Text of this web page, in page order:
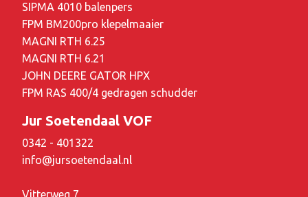
SIPMA 4010 balenpers
FPM BM200pro klepelmaaier
MAGNI RTH 6.25
MAGNI RTH 6.21
JOHN DEERE GATOR HPX
FPM RAS 400/4 gedragen schudder
Jur Soetendaal VOF
0342 - 401322
info@jursoetendaal.nl
Vitterweg 7